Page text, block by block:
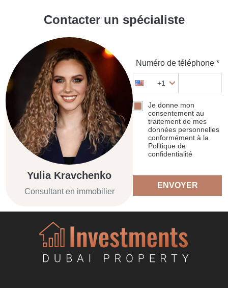
Contacter un spécialiste
Yulia Kravchenko
Consultant en immobilier
Numéro de téléphone *
+1
Je donne mon
consentement au
traitement de mes
données personnelles
conformément à la
Politique de
confidentialité
ENVOYER